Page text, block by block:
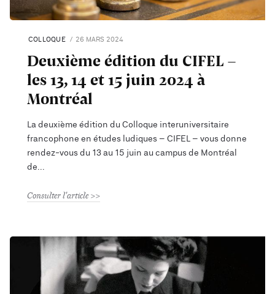
COLLOQUE 26 MARS 2024
Deuxième édition du CIFEL -
les 13, 14 et 15 juin 2024 à
Montréal
La deuxième édition du Colloque interuniversitaire
francophone en études ludiques – CIFEL – vous donne
rendez-vous du 13 au 15 juin au campus de Montréal
de
Consulter l'article